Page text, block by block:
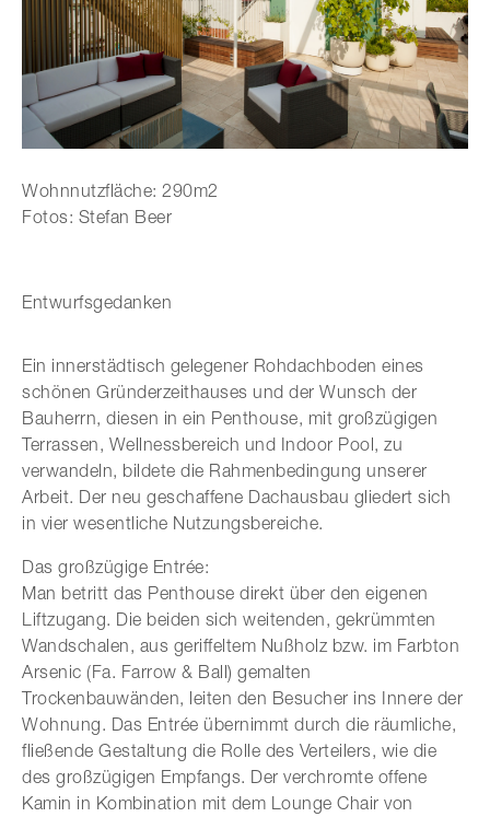
Wohnnutzfläche: 290m2
Fotos: Stefan Beer
Entwurfsgedanken
Ein innerstädtisch gelegener Rohdachboden eines
schönen Gründerzeithauses und der Wunsch der
Bauherrn, diesen in ein Penthouse, mit großzügigen
Terrassen, Wellnessbereich und Indoor Pool, zu
verwandeln, bildete die Rahmenbedingung unserer
Arbeit. Der neu geschaffene Dachausbau gliedert sich
in vier wesentliche Nutzungsbereiche.
Das großzügige Entrée:
Man betritt das Penthouse direkt über den eigenen
Liftzugang. Die beiden sich weitenden, gekrümmten
Wandschalen, aus geriffeltem Nußholz bzw. im Farbton
Arsenic (Fa. Farrow & Ball) gemalten
Trockenbauwänden, leiten den Besucher ins Innere der
Wohnung. Das Entrée übernimmt durch die räumliche,
fließende Gestaltung die Rolle des Verteilers, wie die
des großzügigen Empfangs. Der verchromte offene
Kamin in Kombination mit dem Lounge Chair von